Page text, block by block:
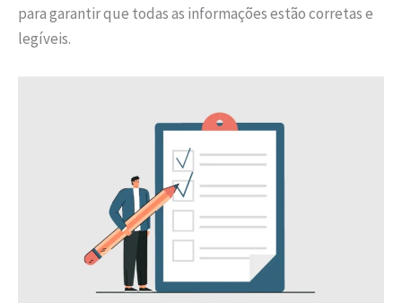
para garantir que todas as informações estão corretas e
legíveis.